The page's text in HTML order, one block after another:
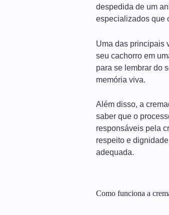
despedida de um
especializados que
Uma das principais
seu cachorro em
para se lembrar do
memória viva.
Além disso, a
saber que o
responsáveis pela
respeito e
adequada.
Como funciona a